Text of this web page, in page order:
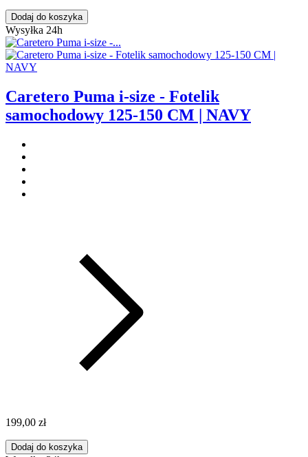
Dodaj do koszyka
Wysyłka 24h
Caretero Puma i-size - Fotelik
samochodowy 125-150 CM | NAVY
199,00 zł
Dodaj do koszyka